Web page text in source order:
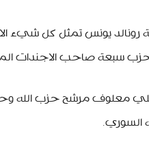
رونالد يونس تمثل كل شيء
سبعة صاحب الاجندات
معلوف مرشح حزب الله
السوري.